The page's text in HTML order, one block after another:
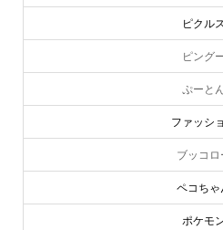
ピクル
ピング
ぷーと
ファッシ
ブッコロ
ペコちゃ
ポケモ